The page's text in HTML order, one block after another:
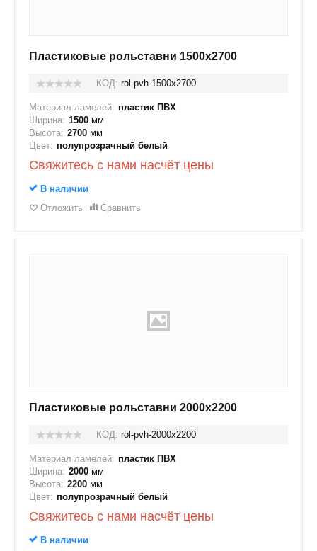
Пластиковые рольставни 1500x2700
КОД: rol-pvh-1500x2700
Материал ламелей: пластик ПВХ
Ширина: 1500 мм
Высота: 2700 мм
Цвет: полупрозрачный белый
Свяжитесь с нами насчёт цены
В наличии
Отложить
Сравнить
Пластиковые рольставни 2000x2200
КОД: rol-pvh-2000x2200
Материал ламелей: пластик ПВХ
Ширина: 2000 мм
Высота: 2200 мм
Цвет: полупрозрачный белый
Свяжитесь с нами насчёт цены
В наличии